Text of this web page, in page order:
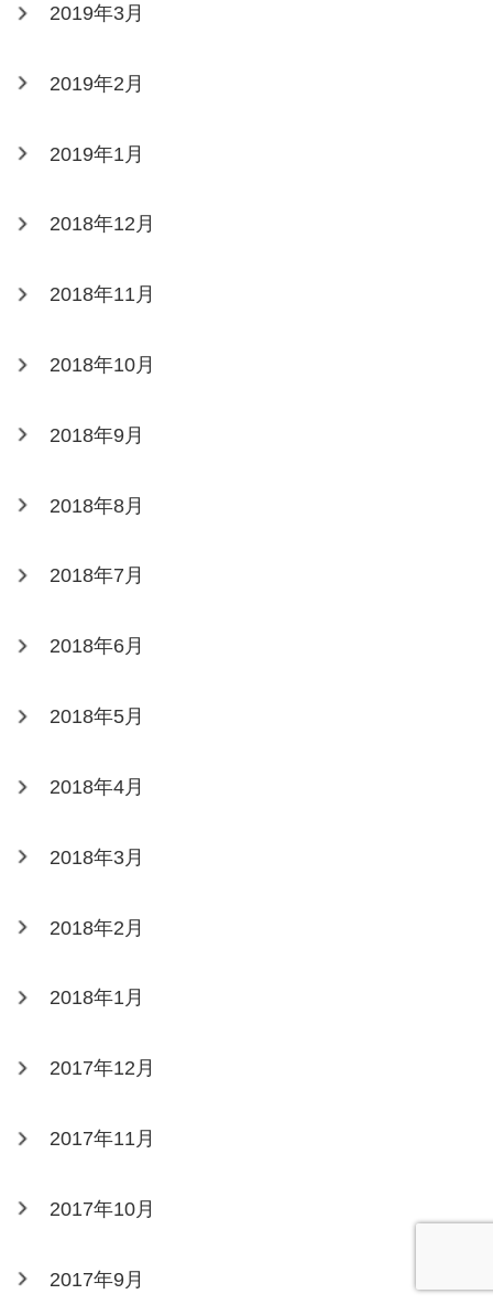
2019年3月
2019年2月
2019年1月
2018年12月
2018年11月
2018年10月
2018年9月
2018年8月
2018年7月
2018年6月
2018年5月
2018年4月
2018年3月
2018年2月
2018年1月
2017年12月
2017年11月
2017年10月
2017年9月